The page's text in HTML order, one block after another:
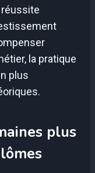
réussite
la pratique
plus
plus